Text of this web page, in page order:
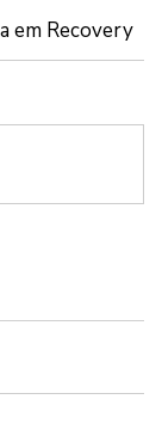
em Recovery